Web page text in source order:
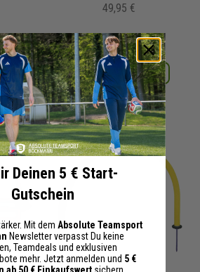
49,95 €
Details Merken
+ 28 Interessenten
Deinen 5 € Start-
Gutschein
Mit dem Absolute Teamsport
Newsletter verpasst Du keine
Teamdeals und exklusiven
mehr. Jetzt anmelden und 5 €
ab 50 € Einkaufswert sichern.